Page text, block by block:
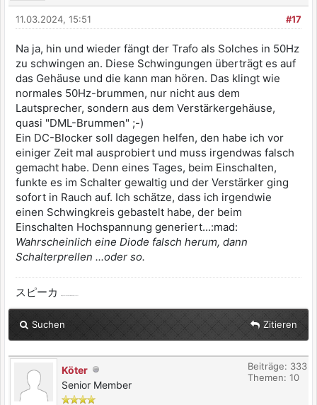
#17
11.03.2024, 15:51
Na ja, hin und wieder fängt der Trafo als Solches in 50Hz
zu schwingen an. Diese Schwingungen überträgt es auf
das Gehäuse und die kann man hören. Das klingt wie
normales 50Hz-brummen, nur nicht aus dem
Lautsprecher, sondern aus dem Verstärkergehäuse,
quasi "DML-Brummen" ;-)
Ein DC-Blocker soll dagegen helfen, den habe ich vor
einiger Zeit mal ausprobiert und muss irgendwas falsch
gemacht habe. Denn eines Tages, beim Einschalten,
funkte es im Schalter gewaltig und der Verstärker ging
sofort in Rauch auf. Ich schätze, dass ich irgendwie
einen Schwingkreis gebastelt habe, der beim
Einschalten Hochspannung generiert...:mad:
Wahrscheinlich eine Diode falsch herum, dann
Schalterprellen ...oder so.
スピーカ
Suchen Zitieren
Köter
Senior Member
Beiträge: 333
Themen: 10